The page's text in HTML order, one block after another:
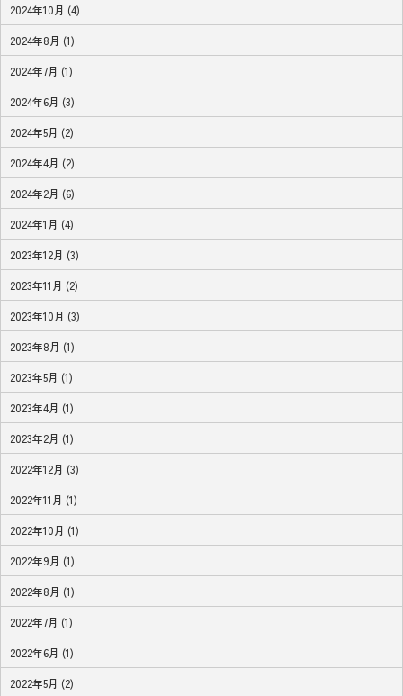
2024年10月 (4)
2024年8月 (1)
2024年7月 (1)
2024年6月 (3)
2024年5月 (2)
2024年4月 (2)
2024年2月 (6)
2024年1月 (4)
2023年12月 (3)
2023年11月 (2)
2023年10月 (3)
2023年8月 (1)
2023年5月 (1)
2023年4月 (1)
2023年2月 (1)
2022年12月 (3)
2022年11月 (1)
2022年10月 (1)
2022年9月 (1)
2022年8月 (1)
2022年7月 (1)
2022年6月 (1)
2022年5月 (2)